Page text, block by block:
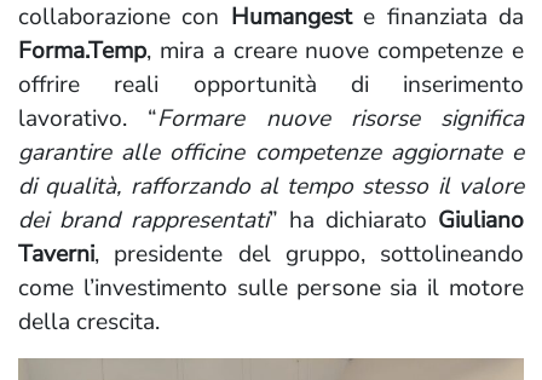
collaborazione con Humangeste finanziata da
Forma.Temp, mira a creare nuove competenze e
offrire reali opportunità di inserimento
lavorativo. “Formare nuove risorse significa
garantire alle officine competenze aggiornate e
di qualità, rafforzando al tempo stesso il valore
dei brand rappresentati” ha dichiarato Giuliano
Taverni, presidente del gruppo, sottolineando
come l’investimento sulle persone sia il motore
della crescita.